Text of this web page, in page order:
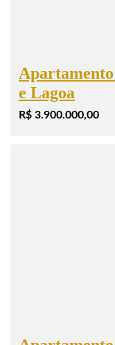
e Lagoa
R$ 3.900.000,00